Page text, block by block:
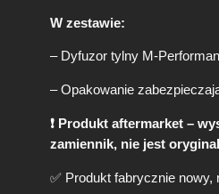
o
y
(
2
0
2
W zestawie:
– Dyfuzor tylny M-
– Opakowanie
❗ Produkt aftermarket –
zamiennik, nie jest
✅ Produkt fabrycznie nowy,